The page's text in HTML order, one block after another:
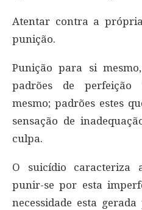
Atentar contra a
punição.
Punição para si
padrões de perfeição
mesmo; padrões estes
sensação de
culpa.
O suicídio caracteriza
punir-se por esta
necessidade esta